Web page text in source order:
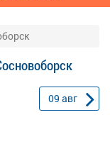
09 авг